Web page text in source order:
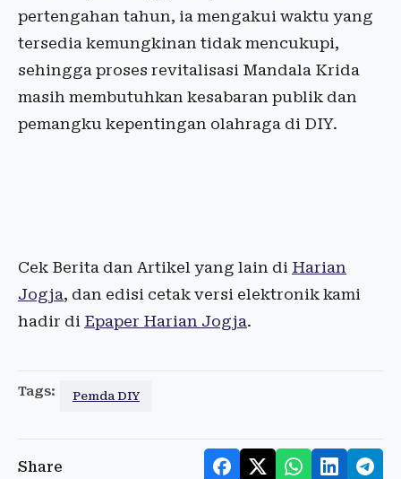
pertengahan tahun, ia mengakui waktu yang
tersedia kemungkinan tidak mencukupi,
sehingga proses revitalisasi Mandala Krida
masih membutuhkan kesabaran publik dan
pemangku kepentingan olahraga di DIY.
Cek Berita dan Artikel yang lain di Harian
Jogja, dan edisi cetak versi elektronik kami
hadir di Epaper Harian Jogja.
Tags: Pemda DIY
Share